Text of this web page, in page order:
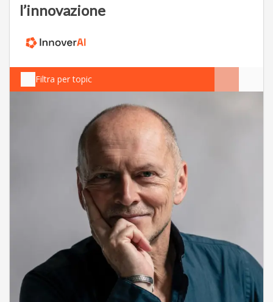
l’innovazione
Filtra per topic